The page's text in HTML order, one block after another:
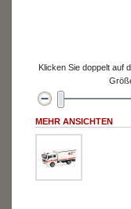
Klicken Sie doppelt auf
MEHR ANSICHTEN